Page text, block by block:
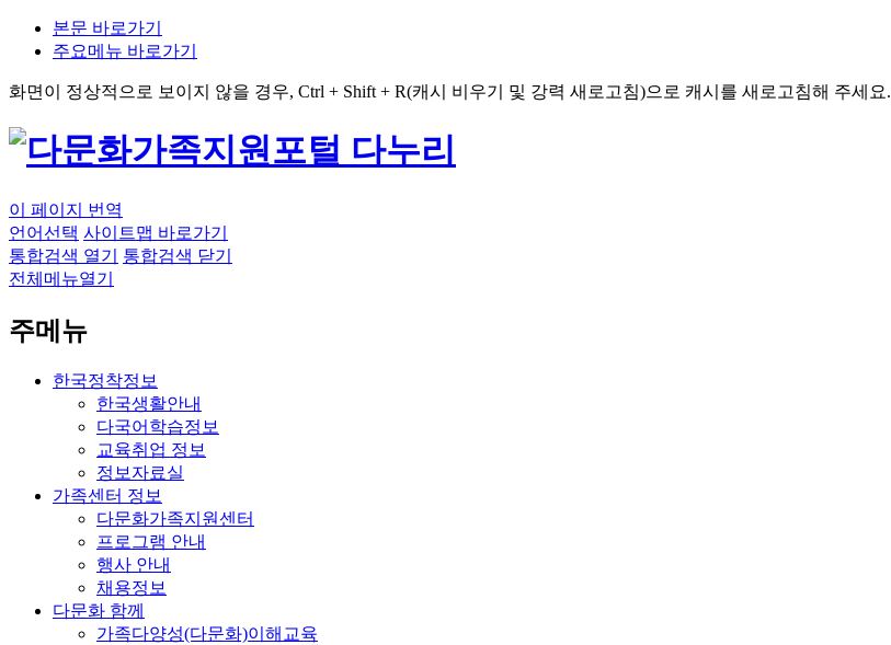
본문 바로가기
주요메뉴 바로가기
화면이 정상적으로 보이지 않을 경우, Ctrl + Shift + R(캐시 비우기 및 강력 새로고침)으로 캐시를 새로고침해 주세요.
이 페이지 번역
언어선택 사이트맵 바로가기
통합검색 열기
통합검색 닫기
전체메뉴열기
주메뉴
한국정착정보
한국생활안내
다국어학습정보
교육취업 정보
정보자료실
가족센터 정보
다문화가족지원센터
프로그램 안내
행사 안내
채용정보
다문화 함께
가족다양성(다문화)이해교육